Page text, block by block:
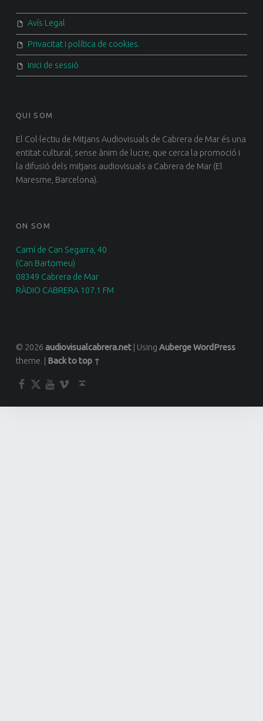
Avís Legal
Privacitat i política de cookies.
Inici de sessió
QUI SOM
El Col·lectiu de Mitjans Audiovisuals de Cabrera de Mar és una
entitat cultural, sense ànim de lucre, que cerca la promoció i
la difusió dels mitjans audiovisuals a Cabrera de Mar (El
Maresme, Barcelona).
ON SOM
Camí de Can Segarra, 40
(Can Bartomeu)
08349 Cabrera de Mar
RÀDIO CABRERA 107.1 FM
© 2026 audiovisualcabrera.net | Using AubergeWordPress
theme. | Back to top ↑
Facebook
TwitterYouTube
Vimeo